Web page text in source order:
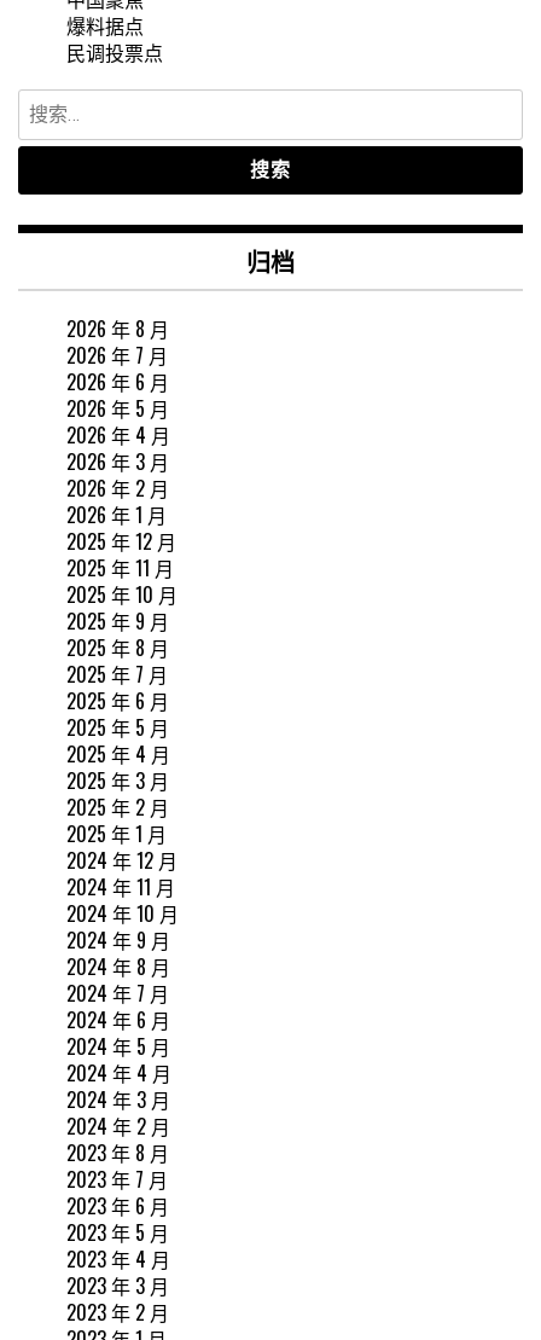
爆料据点
民调投票点
搜
索：
归档
2026 年 8 月
2026 年 7 月
2026 年 6 月
2026 年 5 月
2026 年 4 月
2026 年 3 月
2026 年 2 月
2026 年 1 月
2025 年 12 月
2025 年 11 月
2025 年 10 月
2025 年 9 月
2025 年 8 月
2025 年 7 月
2025 年 6 月
2025 年 5 月
2025 年 4 月
2025 年 3 月
2025 年 2 月
2025 年 1 月
2024 年 12 月
2024 年 11 月
2024 年 10 月
2024 年 9 月
2024 年 8 月
2024 年 7 月
2024 年 6 月
2024 年 5 月
2024 年 4 月
2024 年 3 月
2024 年 2 月
2023 年 8 月
2023 年 7 月
2023 年 6 月
2023 年 5 月
2023 年 4 月
2023 年 3 月
2023 年 2 月